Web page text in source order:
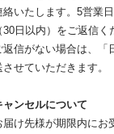
絡いたします。5営業
30日以内）をご返信
返信がない場合は、「
させていただきます。
ャンセルについて
届け先様が期限内にお